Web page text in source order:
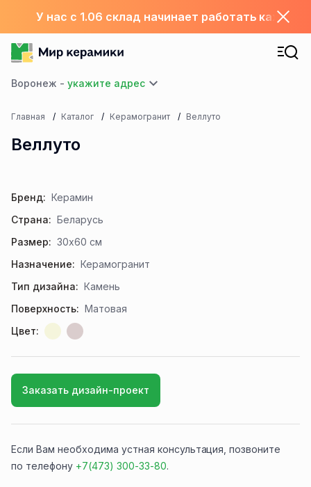
У нас с 1.06 склад начинает работать каждый
Воронеж -
Главная Каталог Керамогранит Веллуто
Веллуто
Бренд: Керамин
Страна: Беларусь
Размер: 30x60 см
Назначение: Керамогранит
Тип дизайна: Камень
Поверхность: Матовая
Цвет:
Заказать дизайн-проект
Если Вам необходима устная консультация, позвоните
по телефону +7(473) 300-33-80.